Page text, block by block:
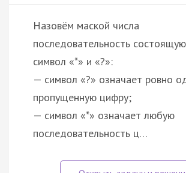
Назовём маской числа
последовательность
символ «*» и «?»:
— символ «?» означает ровно
пропущенную цифру;
— символ «*» означает любую
последовательность ц…